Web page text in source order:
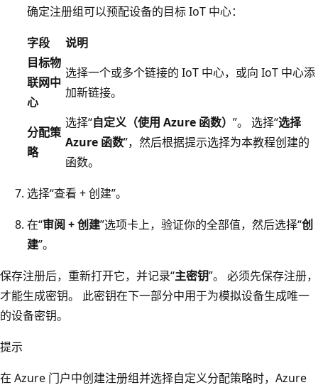
确定注册组可以预配设备的目标 IoT 中心：
字段
说明
目标物
联网中
心
选择一个或多个链接的 IoT 中心，或向 IoT 中心添
加新链接。
分配策
略
选择“自定义（使用 Azure 函数） ”。 选择“选择
Azure 函数”，然后根据提示选择为本教程创建的
函数。
选择“查看 + 创建”。
在“审阅 + 创建”选项卡上，验证你的全部值，然后选择“创
建”。
保存注册后，重新打开它，并记录“主密钥”。 必须先保存注册，
才能生成密钥。 此密钥在下一部分中用于为模拟设备生成唯一
的设备密钥。
提示
在 Azure 门户中创建注册组并选择自定义分配策略时，Azure